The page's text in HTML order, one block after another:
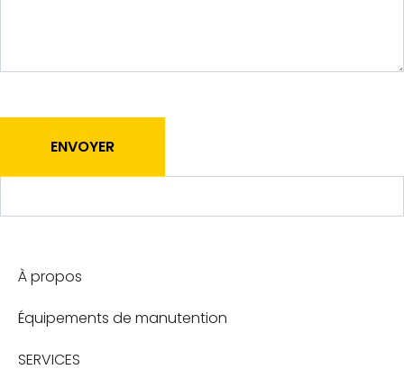
P
o
ENVOYER
À propos
Équipements de manutention
SERVICES